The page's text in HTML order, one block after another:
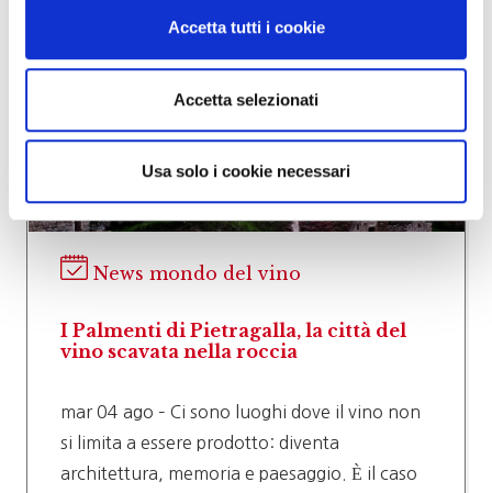
Accetta tutti i cookie
Accetta selezionati
Usa solo i cookie necessari
News mondo del vino
I Palmenti di Pietragalla, la città del
vino scavata nella roccia
mar 04 ago – Ci sono luoghi dove il vino non
si limita a essere prodotto: diventa
architettura, memoria e paesaggio. È il caso